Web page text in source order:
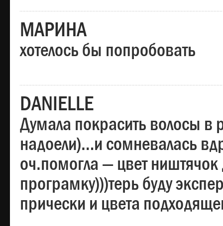
МАРИНА
хотелось бы попробовать
DANIELLE
Думала покрасить волосы
надоели)…и сомневалась
оч.помогла — цвет
програмку)))терь буду
прически и цвета